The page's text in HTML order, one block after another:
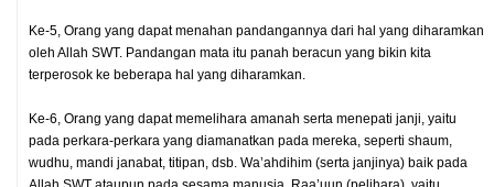
Ke-5, Orang yang dapat menahan pandangannya dari hal yang diharamkan
oleh Allah SWT. Pandangan mata itu panah beracun yang bikin kita
terperosok ke beberapa hal yang diharamkan.
Ke-6, Orang yang dapat memelihara amanah serta menepati janji, yaitu
pada perkara-perkara yang diamanatkan pada mereka, seperti shaum,
wudhu, mandi janabat, titipan, dsb. Wa’ahdihim (serta janjinya) baik pada